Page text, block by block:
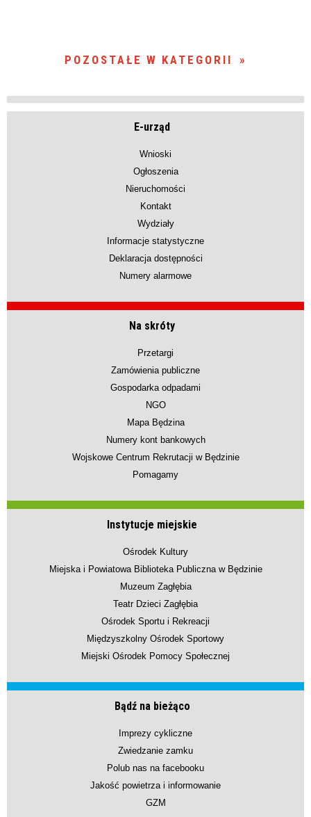
POZOSTAŁE W KATEGORII
E-urząd
Wnioski
Ogłoszenia
Nieruchomości
Kontakt
Wydziały
Informacje statystyczne
Deklaracja dostępności
Numery alarmowe
Na skróty
Przetargi
Zamówienia publiczne
Gospodarka odpadami
NGO
Mapa Będzina
Numery kont bankowych
Wojskowe Centrum Rekrutacji w Będzinie
Pomagamy
Instytucje miejskie
Ośrodek Kultury
Miejska i Powiatowa Biblioteka Publiczna w Będzinie
Muzeum Zagłębia
Teatr Dzieci Zagłębia
Ośrodek Sportu i Rekreacji
Międzyszkolny Ośrodek Sportowy
Miejski Ośrodek Pomocy Społecznej
Bądź na bieżąco
Imprezy cykliczne
Zwiedzanie zamku
Polub nas na facebooku
Jakość powietrza i informowanie
GZM